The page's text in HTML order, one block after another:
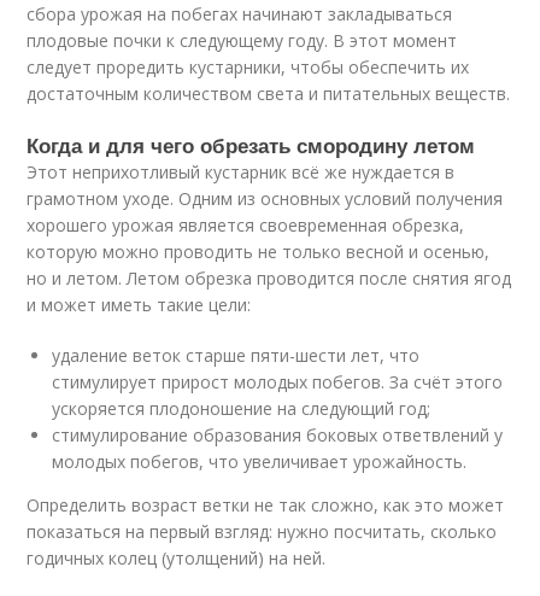
сбора урожая на побегах начинают закладываться
плодовые почки к следующему году. В этот момент
следует проредить кустарники, чтобы обеспечить их
достаточным количеством света и питательных веществ.
Когда и для чего обрезать смородину летом
Этот неприхотливый кустарник всё же нуждается в
грамотном уходе. Одним из основных условий получения
хорошего урожая является своевременная обрезка,
которую можно проводить не только весной и осенью,
но и летом. Летом обрезка проводится после снятия ягод
и может иметь такие цели:
удаление веток старше пяти-шести лет, что
стимулирует прирост молодых побегов. За счёт этого
ускоряется плодоношение на следующий год;
стимулирование образования боковых ответвлений у
молодых побегов, что увеличивает урожайность.
Определить возраст ветки не так сложно, как это может
показаться на первый взгляд: нужно посчитать, сколько
годичных колец (утолщений) на ней.